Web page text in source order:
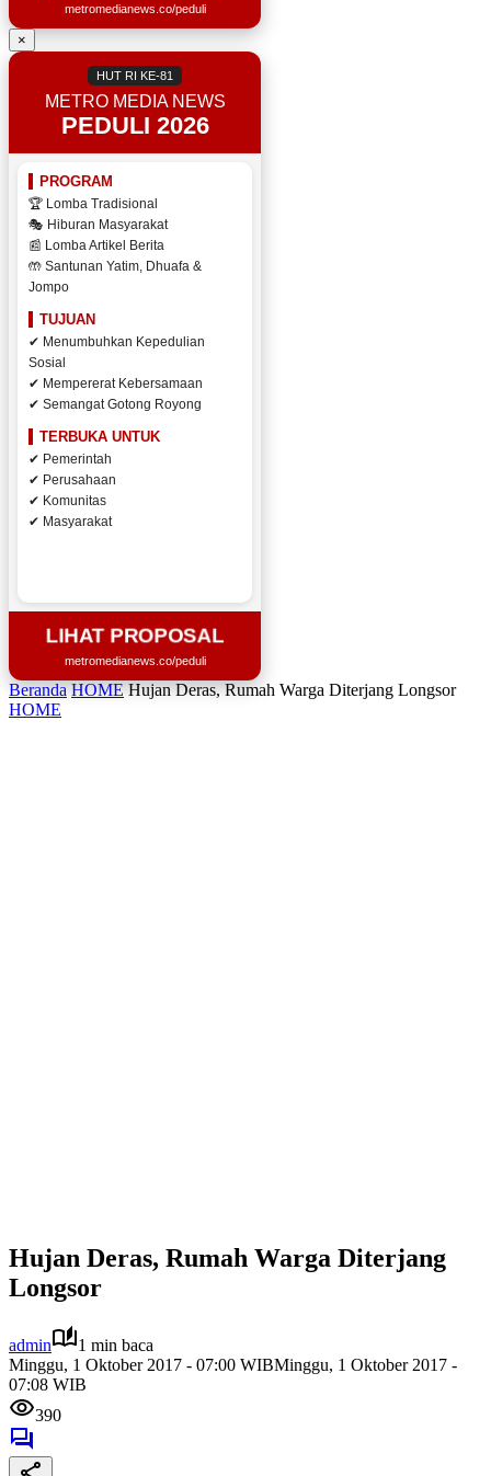
metromedianews.co/peduli
×
HUT RI KE-81
METRO MEDIA NEWS
PEDULI 2026
PROGRAM
🏆 Lomba Tradisional
🎭 Hiburan Masyarakat
📰 Lomba Artikel Berita
🤲 Santunan Yatim, Dhuafa &
Jompo
TUJUAN
✔ Menumbuhkan Kepedulian
Sosial
✔ Mempererat Kebersamaan
✔ Semangat Gotong Royong
TERBUKA UNTUK
✔ Pemerintah
✔ Perusahaan
✔ Komunitas
✔ Masyarakat
LIHAT PROPOSAL
metromedianews.co/peduli
Beranda HOME Hujan Deras, Rumah Warga Diterjang Longsor
HOME
Hujan Deras, Rumah Warga Diterjang
Longsor
admin
1 min baca
Minggu, 1 Oktober 2017 - 07:00 WIBMinggu, 1 Oktober 2017 -
07:08 WIB
390